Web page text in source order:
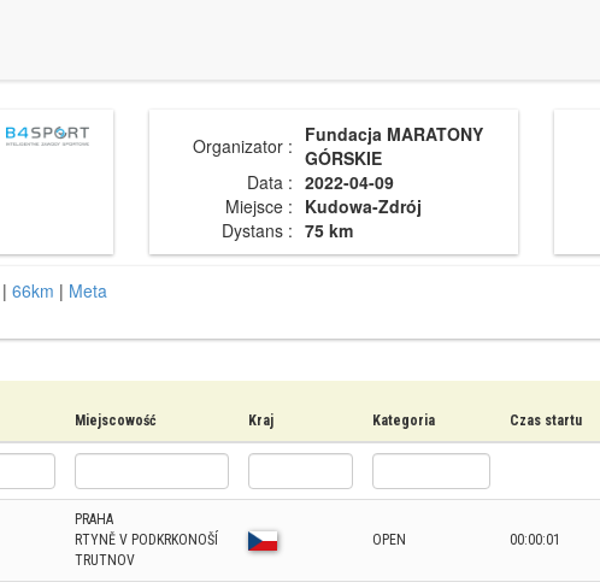
Organizator : Fundacja MARATONY
GÓRSKIE
Data : 2022-04-09
Miejsce : Kudowa-Zdrój
Dystans : 75 km
| 66km | Meta
Miejscowość Kraj Kategoria Czas startu
PRAHA
RTYNĚ V PODKRKONOŠÍ
TRUTNOV
OPEN 00:00:01